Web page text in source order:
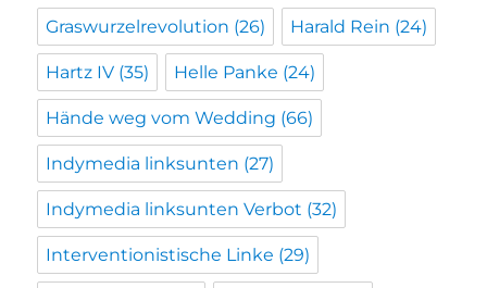
Graswurzelrevolution (26) Harald Rein (24)
Hartz IV (35) Helle Panke (24)
Hände weg vom Wedding (66)
Indymedia linksunten (27)
Indymedia linksunten Verbot (32)
Interventionistische Linke (29)